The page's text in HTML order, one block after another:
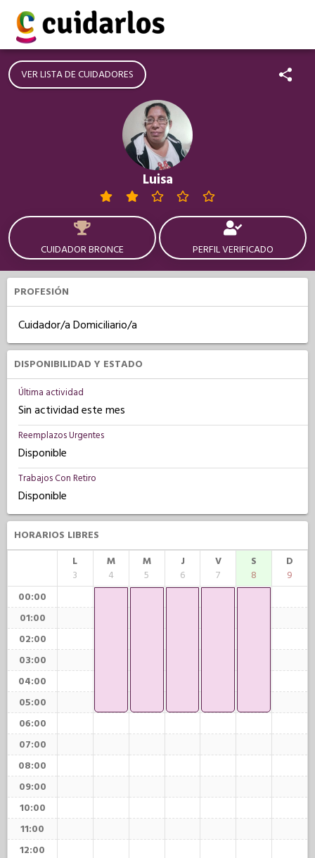
VER LISTA DE CUIDADORES
Luisa
CUIDADOR BRONCE PERFIL VERIFICADO
PROFESIÓN
Cuidador/a Domiciliario/a
DISPONIBILIDAD Y ESTADO
Última actividad
Sin actividad este mes
Reemplazos Urgentes
Disponible
Trabajos Con Retiro
Disponible
HORARIOS LIBRES
L
3
M
4
M
5
J
6
V
7
S
8
D
9
00:00
01:00
02:00
03:00
04:00
05:00
06:00
07:00
08:00
09:00
10:00
11:00
12:00